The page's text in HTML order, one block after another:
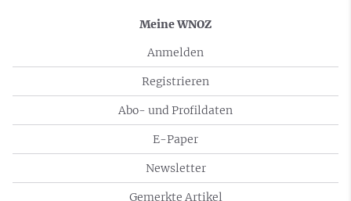
Meine WNOZ
Anmelden
Registrieren
Abo- und Profildaten
E-Paper
Newsletter
Gemerkte Artikel